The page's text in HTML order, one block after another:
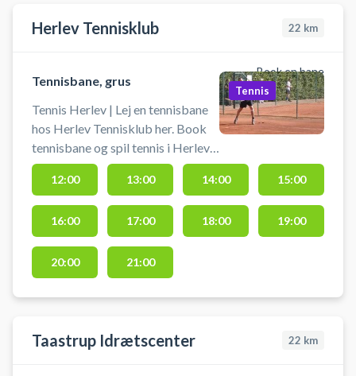
Herlev Tennisklub 22 km
Book en bane
Tennisbane, grus
Tennis Herlev | Lej en tennisbane
hos Herlev Tennisklub her. Book
tennisbane og spil tennis i Herlev
på grus tennisbaner hos Herlev
Tennisklub. Der må kun bruges
tennissko på banen. Efterlad
venligst banen fejet og med rene
linjer.
Tennis
12:00 13:00 14:00 15:00
16:00 17:00 18:00 19:00
20:00 21:00
Taastrup Idrætscenter 22 km